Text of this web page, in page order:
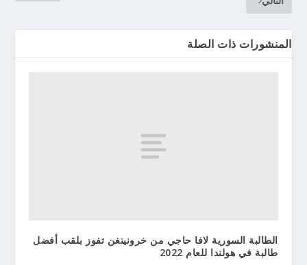
المنشورات ذات الصلة
الطالبة السورية لافا حاجي من خرونينغن تفوز بلقب أفضل
طالبة في هولندا للعام 2022